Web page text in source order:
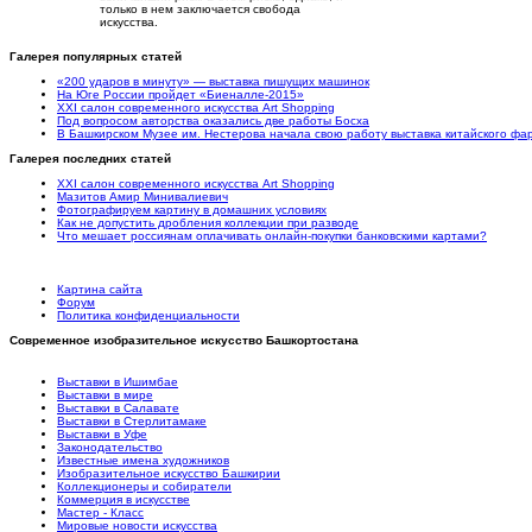
только в нем заключается свобода
искусства.
Галерея популярных статей
«200 ударов в минуту» — выставка пишущих машинок
На Юге России пройдет «Биеналле-2015»
XXI салон современного искусства Art Shopping
Под вопросом авторства оказались две работы Босха
В Башкирском Музее им. Нестерова начала свою работу выставка китайского
Галерея последних статей
XXI салон современного искусства Art Shopping
Мазитов Амир Минивалиевич
Фотографируем картину в домашних условиях
Как не допустить дробления коллекции при разводе
Что мешает россиянам оплачивать онлайн-покупки банковскими картами?
Картина сайта
Форум
Политика конфиденциальности
Современное изобразительное искусство Башкортостана
Выставки в Ишимбае
Выставки в мире
Выставки в Салавате
Выставки в Стерлитамаке
Выставки в Уфе
Законодательство
Известные имена художников
Изобразительное искусство Башкирии
Коллекционеры и собиратели
Коммерция в искусстве
Мастер - Класс
Мировые новости искусства